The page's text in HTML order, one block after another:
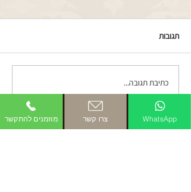
שיפוץ מכונת תפירה זינגר סוף
מאה 19 חלק 1
תגובות
כתיבת תגובה...
מוזמנים להתקשר צרו קשר WhatsApp